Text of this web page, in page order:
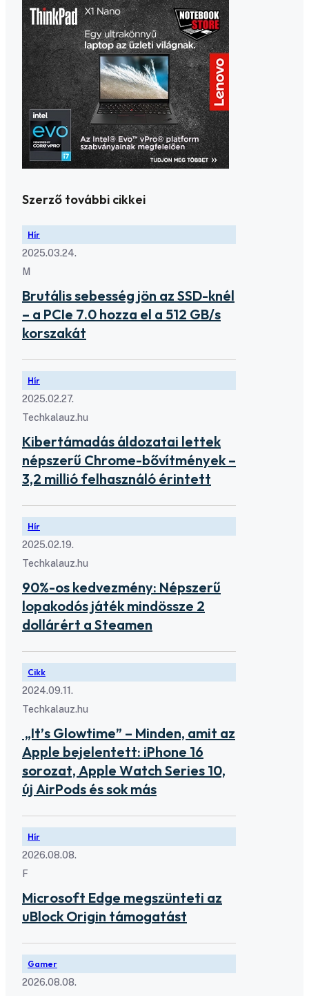
Szerző további cikkei
Hír
2025.03.24.
M
Brutális sebesség jön az SSD-knél
– a PCIe 7.0 hozza el a 512 GB/s
korszakát
Hír
2025.02.27.
Techkalauz.hu
Kibertámadás áldozatai lettek
népszerű Chrome-bővítmények –
3,2 millió felhasználó érintett
Hír
2025.02.19.
Techkalauz.hu
90%-os kedvezmény: Népszerű
lopakodós játék mindössze 2
dollárért a Steamen
Cikk
2024.09.11.
Techkalauz.hu
„It’s Glowtime” – Minden, amit az
Apple bejelentett: iPhone 16
sorozat, Apple Watch Series 10,
új AirPods és sok más
Hír
2026.08.08.
F
Microsoft Edge megszünteti az
uBlock Origin támogatást
Gamer
2026.08.08.